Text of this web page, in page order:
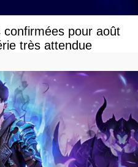
pour août
très attendue